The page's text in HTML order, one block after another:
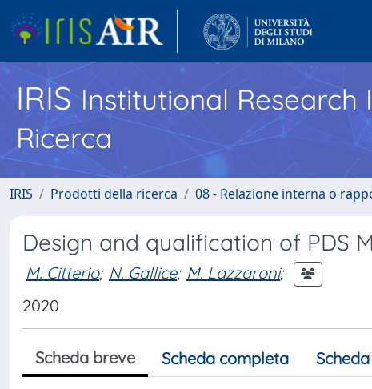
IRISInstitutional
Ricerca
IRIS Prodotti della ricerca 08 - Relazione interna o
Design and qualification of PDS
M. Citterio; N. Gallice; M. Lazzaroni;
2020
Scheda breve Scheda completa